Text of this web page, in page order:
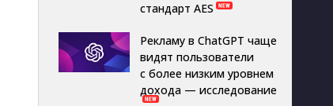
стандарт AES
Рекламу в ChatGPT чаще
видят пользователи
с более низким уровнем
дохода — исследование